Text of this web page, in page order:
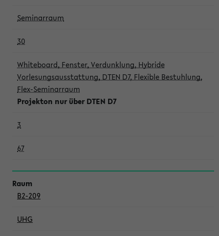
Seminarraum
30
Whiteboard, Fenster, Verdunklung, Hybride
Vorlesungsausstattung, DTEN D7, Flexible Bestuhlung,
Flex-Seminarraum
Projekton nur über DTEN D7
3
67
B2-209
UHG